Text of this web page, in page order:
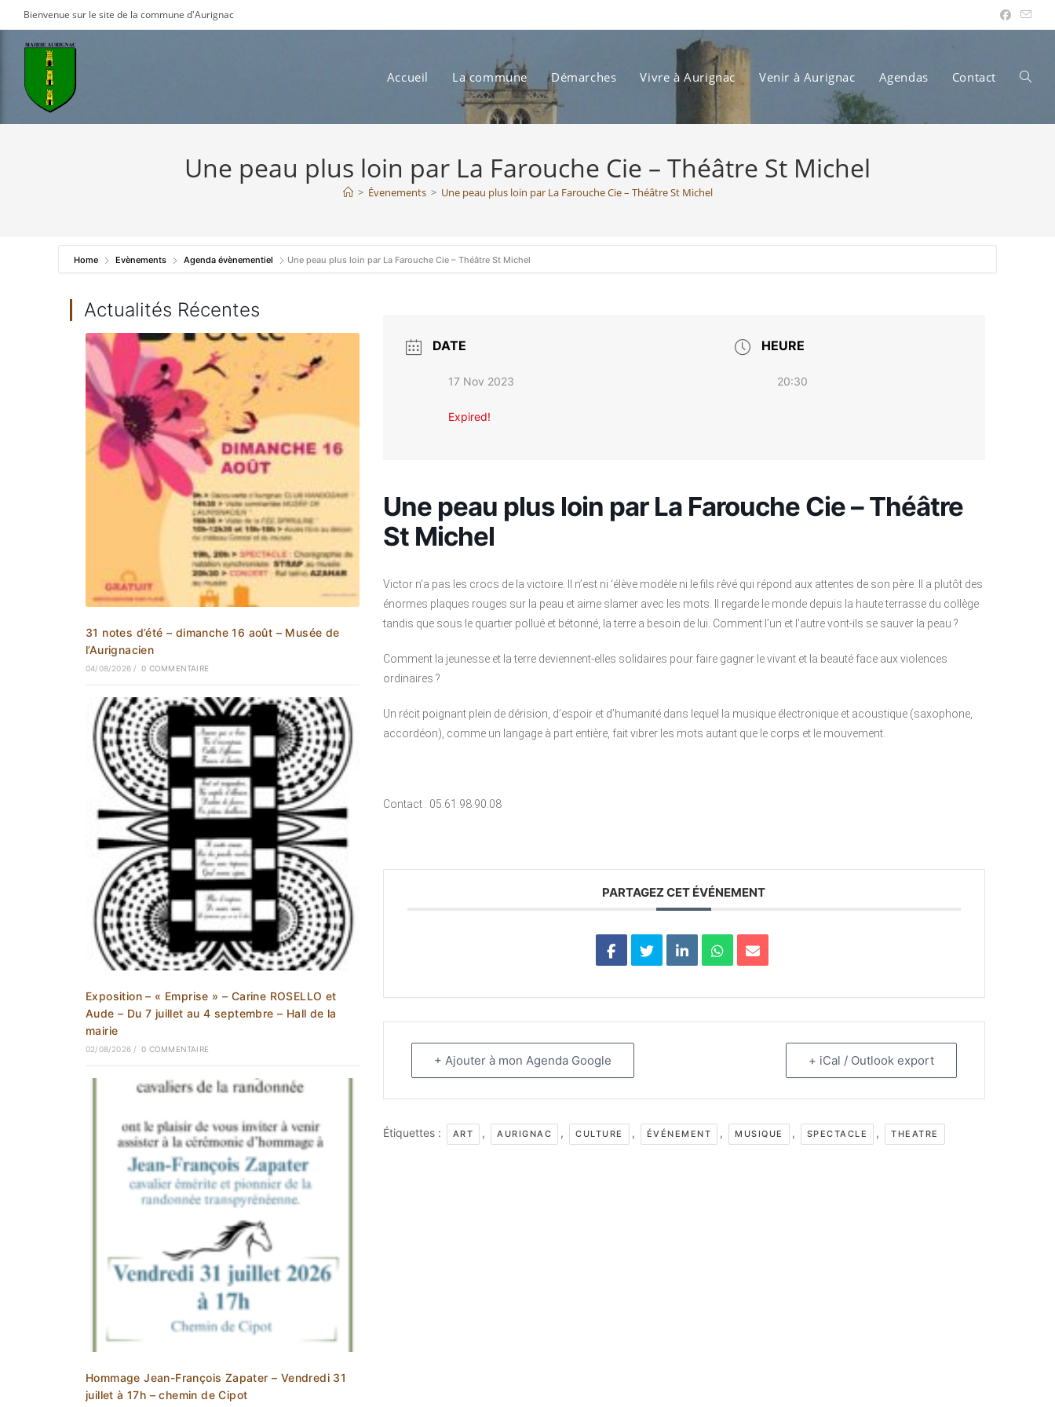
to
content
Bienvenue sur le site de la commune d'Aurignac
Accueil La commune Démarches Vivre à Aurignac Venir à Aurignac Agendas Contact Toggle
Une peau plus loin par La Farouche Cie – Théâtre St Michel
> Évenements > Une peau plus loin par La Farouche Cie – Théâtre St Michel
Home Evènements Agenda évènementiel Une peau plus loin par La Farouche Cie – Théâtre St Michel
Actualités Récentes
31 notes d’été – dimanche 16 août – Musée de
l’Aurignacien
04/08/2026 / 0 COMMENTAIRE
Exposition – « Emprise » – Carine ROSELLO et
Aude – Du 7 juillet au 4 septembre – Hall de la
mairie
02/08/2026 / 0 COMMENTAIRE
Hommage Jean-François Zapater – Vendredi 31
juillet à 17h – chemin de Cipot
DATE
17 Nov 2023
Expired!
HEURE
20:30
Une peau plus loin par La Farouche Cie – Théâtre
St Michel
Victor n’a pas les crocs de la victoire. Il n’est ni ‘élève modèle ni le fils rêvé qui répond aux attentes de son père. Il a plutôt des
énormes plaques rouges sur la peau et aime slamer avec les mots. Il regarde le monde depuis la haute terrasse du collège
tandis que sous le quartier pollué et bétonné, la terre a besoin de lui. Comment l’un et l’autre vont-ils se sauver la peau ?
Comment la jeunesse et la terre deviennent-elles solidaires pour faire gagner le vivant et la beauté face aux violences
ordinaires ?
Un récit poignant plein de dérision, d’espoir et d’humanité dans lequel la musique électronique et acoustique (saxophone,
accordéon), comme un langage à part entière, fait vibrer les mots autant que le corps et le mouvement.
Contact : 05.61.98.90.08
PARTAGEZ CET ÉVÉNEMENT
+ Ajouter à mon Agenda Google + iCal / Outlook export
Étiquettes : ART , AURIGNAC , CULTURE , ÉVÉNEMENT , MUSIQUE , SPECTACLE , THEATRE